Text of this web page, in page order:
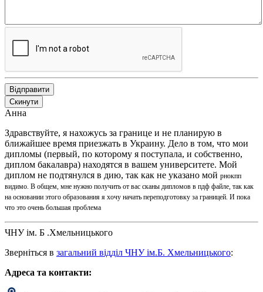
Відправити
Скинути
Анна
Здравствуйте, я нахожусь за границе и не планирую в
ближайшее время приезжать в Украину. Дело в том, что мои
дипломы (первый, по которому я поступала, и собственно,
диплом бакалавра) находятся в вашем университете. Мой
диплом не подтянулся в дию, так как не указано мой рнокпп
видимо. В общем, мне нужно получить от вас сканы дипломов в пдф файле, так как
на основании этого образования я хочу начать переподготовку за границей. И пока
что это очень большая проблема
ЧНУ ім. Б .Хмельницького
Зверніться в загальний відділ ЧНУ ім.Б. Хмельницького:
Адреса та контакти: